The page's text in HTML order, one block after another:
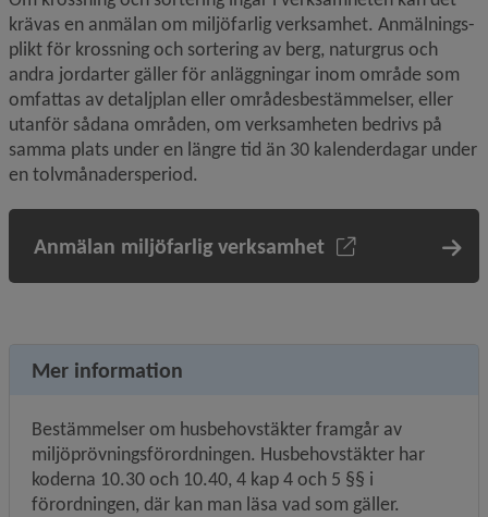
krävas en anmälan om miljöfarlig verksamhet. Anmälnings­
plikt för krossning och sortering av berg, naturgrus och
andra jordarter gäller för anläggningar inom område som
omfattas av detaljplan eller områdesbestämmelser, eller
utanför sådana områden, om verksamheten bedrivs på
samma plats under en längre tid än 30 kalenderdagar under
en tolvmånadersperiod.
Anmälan miljöfarlig verksamhet
Mer information
Bestämmelser om husbehovstäkter framgår av
miljöprövningsförordningen. Husbehovstäkter har
koderna 10.30 och 10.40, 4 kap 4 och 5 §§ i
förordningen, där kan man läsa vad som gäller.